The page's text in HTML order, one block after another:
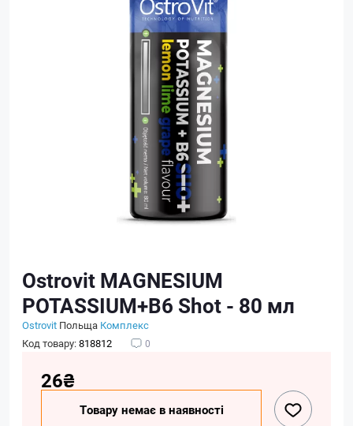
Ostrovit MAGNESIUM
POTASSIUM+B6 Shot - 80 мл
Ostrovit Польща Комплекс
Код товару:818812 0
26₴
Товару немає в наявності